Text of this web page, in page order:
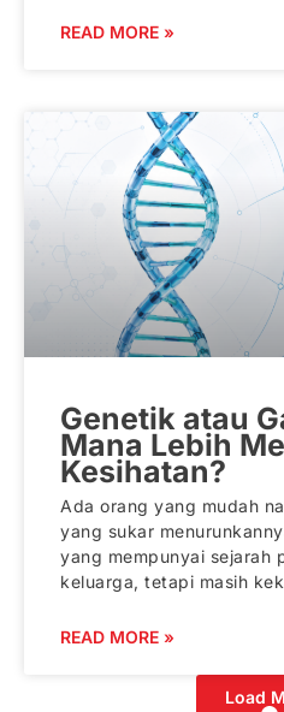
READ MORE »
Genetik atau
Mana Lebih
Kesihatan?
Ada orang yang mudah
yang sukar
yang mempunyai sejarah
keluarga, tetapi masih
READ MORE »
Load